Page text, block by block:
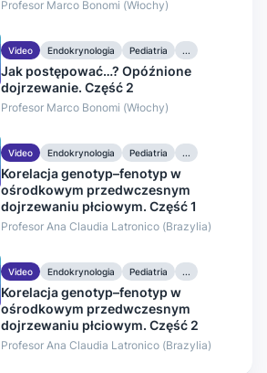
Profesor Marco Bonomi (Włochy)
Video Endokrynologia Pediatria ...
Jak postępować…? Opóźnione
dojrzewanie. Część 2
Profesor Marco Bonomi (Włochy)
Video Endokrynologia Pediatria ...
Korelacja genotyp–fenotyp w
ośrodkowym przedwczesnym
dojrzewaniu płciowym. Część 1
Profesor Ana Claudia Latronico (Brazylia)
Video Endokrynologia Pediatria ...
Korelacja genotyp–fenotyp w
ośrodkowym przedwczesnym
dojrzewaniu płciowym. Część 2
Profesor Ana Claudia Latronico (Brazylia)